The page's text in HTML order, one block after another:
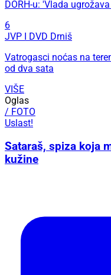
DORH-u: 'Vlada
6
JVP I DVD Drniš
Vatrogasci noćas na
od dva sata
VIŠE
Oglas
/ FOTO
Uslast!
Sataraš, spiza koja
kužine